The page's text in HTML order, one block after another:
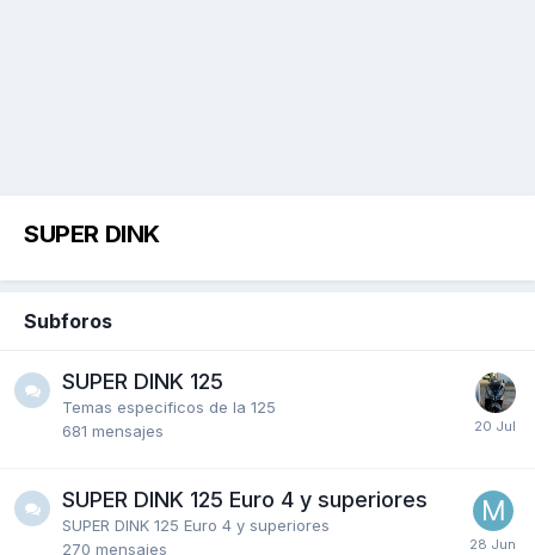
SUPER DINK
Subforos
SUPER DINK 125
Temas especificos de la 125
681 mensajes
SUPER DINK 125 Euro 4 y superiores
SUPER DINK 125 Euro 4 y superiores
270 mensajes